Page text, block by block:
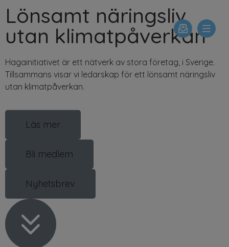
Lönsamt näringsliv
utan klimatpåverkan
Hagainitiativet är ett nätverk av stora företag, i Sverige.
Tillsammans visar vi ledarskap för ett lönsamt näringsliv
utan klimatpåverkan.
Läs mer
Bli medlem
Nyhetsbrev